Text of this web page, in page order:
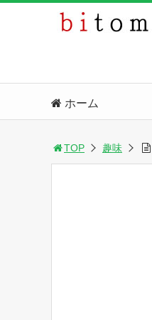
ホーム
TOP 趣味